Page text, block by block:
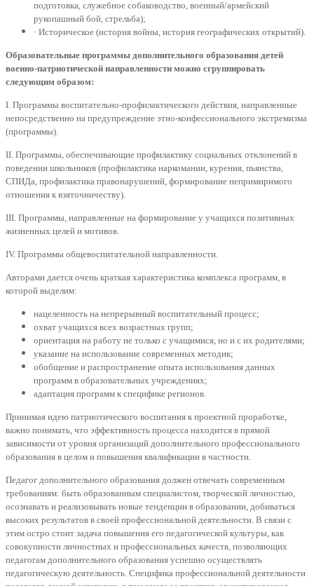
подготовка, служебное собаководство, военный/армейский
рукопашный бой, стрельба);
· Историческое (история войны, история географических открытий).
Образовательные программы дополнительного образования детей
военно-патриотической направленности можно сгруппировать
следующим образом:
I. Программы воспитательно-профилактического действия, направленные
непосредственно на предупреждение этно-конфессионального экстремизма
(программы).
II. Программы, обеспечивающие профилактику социальных отклонений в
поведении школьников (профилактика наркомании, курения, пьянства,
СПИДа, профилактика правонарушений, формирование непримиримого
отношения к взяточничеству).
III. Программы, направленные на формирование у учащихся позитивных
жизненных целей и мотивов.
IV. Программы общевоспитательной направленности.
Авторами дается очень краткая характеристика комплекса программ, в
которой выделим:
нацеленность на непрерывный воспитательный процесс;
охват учащихся всех возрастных групп;
ориентация на работу не только с учащимися, но и с их родителями;
указание на использование современных методик;
обобщение и распространение опыта использования данных
программ в образовательных учреждениях;
адаптация программ к специфике регионов.
Принимая идею патриотического воспитания к проектной проработке,
важно понимать, что эффективность процесса находится в прямой
зависимости от уровня организаций дополнительного профессионального
образования в целом и повышения квалификации в частности.
Педагог дополнительного образования должен отвечать современным
требованиям: быть образованным специалистом, творческой личностью,
осознавать и реализовывать новые тенденции в образовании, добиваться
высоких результатов в своей профессиональной деятельности. В связи с
этим остро стоит задача повышения его педагогической культуры, как
совокупности личностных и профессиональных качеств, позволяющих
педагогам дополнительного образования успешно осуществлять
педагогическую деятельность. Специфика профессиональной деятельности